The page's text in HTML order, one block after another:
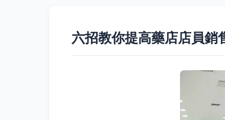
六招教你提高藥店店員銷